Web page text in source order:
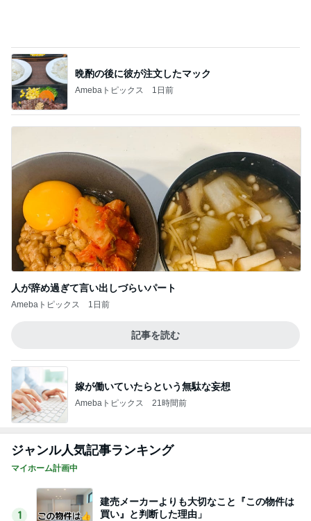
人が辞め過ぎて言い出しづらいパート
Amebaトピックス
嫁が働いていたらという無駄な妄想
Amebaトピックス 21時間前
ジャンル人気記事ランキング
マイホーム計画中
建売メーカーよりも大切なこと『この物件は
買い』と判断した理由」
（仮称）建売りの買い方
2
た。
3
【小学生】夏休みの過ごし方＆働き方、正解
はどれ？？？
4
バルコニーやウッドデッキは『作れば使う』
ものではない